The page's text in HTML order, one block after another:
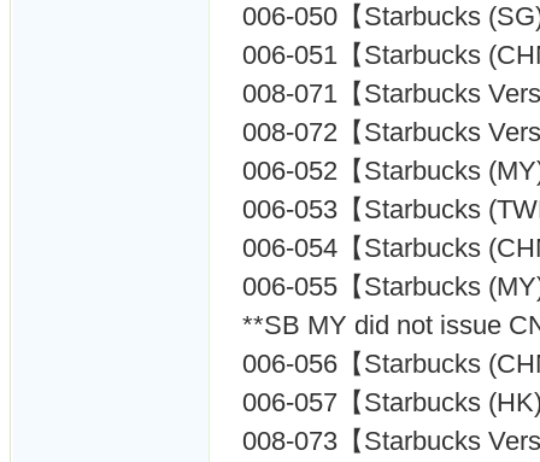
006-050【Starbucks
006-051【Starbucks
008-071【Starbucks
008-072【Starbucks
006-052【Starbucks
006-053【Starbucks
006-054【Starbucks
006-055【Starbucks
**SB MY did not issue
006-056【Starbucks
006-057【Starbucks
008-073【Starbucks